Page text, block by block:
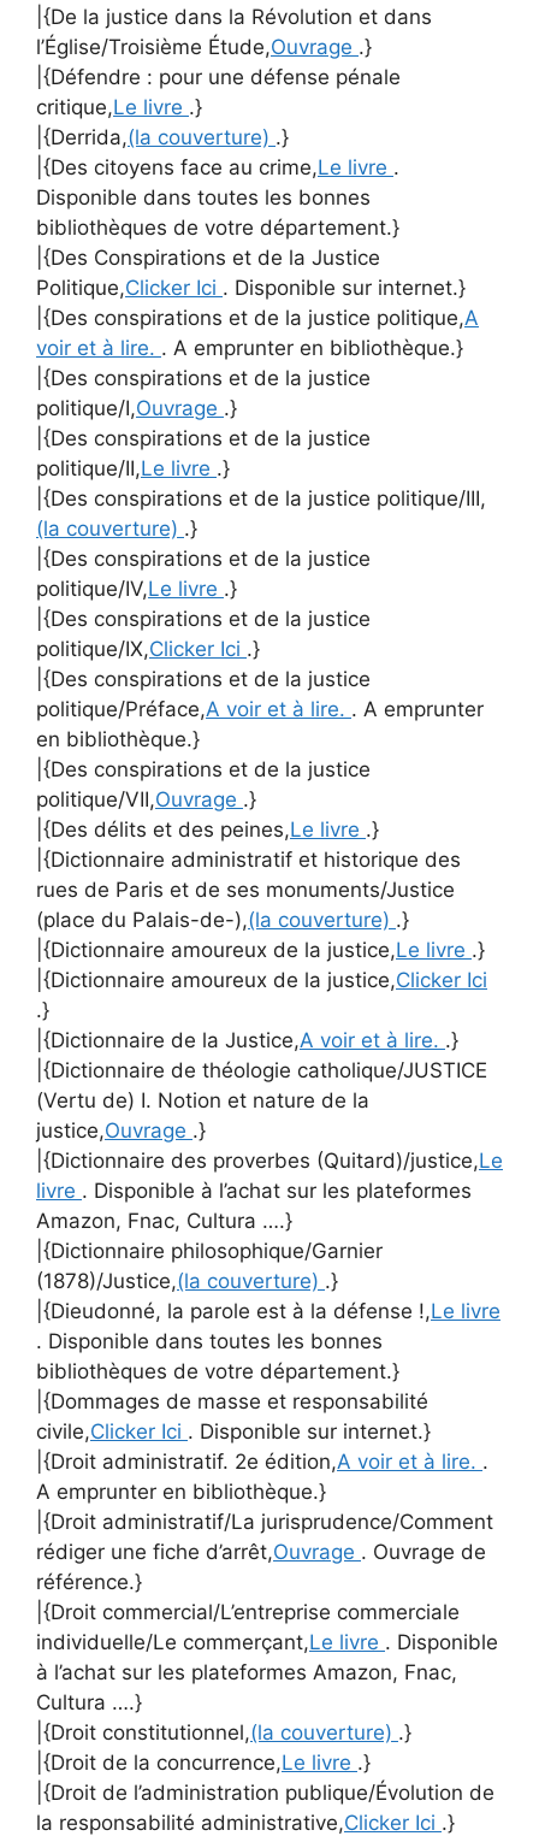
|{De la justice dans la Révolution et dans
l’Église/Troisième Étude,Ouvrage .}
|{Défendre : pour une défense pénale
critique,Le livre .}
|{Derrida,(la couverture) .}
|{Des citoyens face au crime,Le livre .
Disponible dans toutes les bonnes
bibliothèques de votre département.}
|{Des Conspirations et de la Justice
Politique,Clicker Ici . Disponible sur internet.}
|{Des conspirations et de la justice politique,A
voir et à lire. . A emprunter en bibliothèque.}
|{Des conspirations et de la justice
politique/I,Ouvrage .}
|{Des conspirations et de la justice
politique/II,Le livre .}
|{Des conspirations et de la justice politique/III,
(la couverture) .}
|{Des conspirations et de la justice
politique/IV,Le livre .}
|{Des conspirations et de la justice
politique/IX,Clicker Ici .}
|{Des conspirations et de la justice
politique/Préface,A voir et à lire. . A emprunter
en bibliothèque.}
|{Des conspirations et de la justice
politique/VII,Ouvrage .}
|{Des délits et des peines,Le livre .}
|{Dictionnaire administratif et historique des
rues de Paris et de ses monuments/Justice
(place du Palais-de-),(la couverture) .}
|{Dictionnaire amoureux de la justice,Le livre .}
|{Dictionnaire amoureux de la justice,Clicker Ici
.}
|{Dictionnaire de la Justice,A voir et à lire. .}
|{Dictionnaire de théologie catholique/JUSTICE
(Vertu de) I. Notion et nature de la
justice,Ouvrage .}
|{Dictionnaire des proverbes (Quitard)/justice,Le
livre . Disponible à l’achat sur les plateformes
Amazon, Fnac, Cultura ….}
|{Dictionnaire philosophique/Garnier
(1878)/Justice,(la couverture) .}
|{Dieudonné, la parole est à la défense !,Le livre
. Disponible dans toutes les bonnes
bibliothèques de votre département.}
|{Dommages de masse et responsabilité
civile,Clicker Ici . Disponible sur internet.}
|{Droit administratif. 2e édition,A voir et à lire. .
A emprunter en bibliothèque.}
|{Droit administratif/La jurisprudence/Comment
rédiger une fiche d’arrêt,Ouvrage . Ouvrage de
référence.}
|{Droit commercial/L’entreprise commerciale
individuelle/Le commerçant,Le livre . Disponible
à l’achat sur les plateformes Amazon, Fnac,
Cultura ….}
|{Droit constitutionnel,(la couverture) .}
|{Droit de la concurrence,Le livre .}
|{Droit de l’administration publique/Évolution de
la responsabilité administrative,Clicker Ici .}